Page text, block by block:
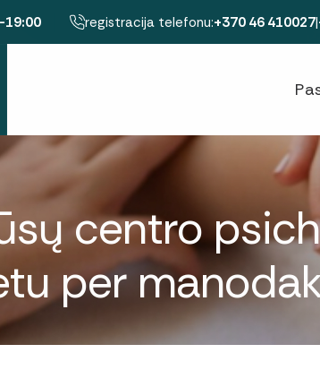
19:00 registracija telefonu:+370 46 410027|
centro
per